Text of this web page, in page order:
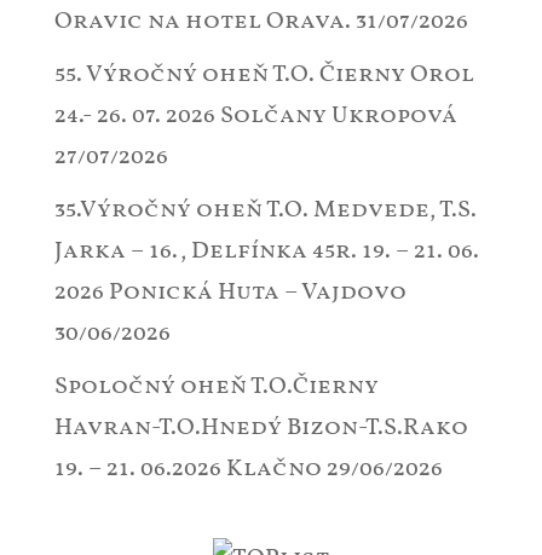
Oravic na hotel Orava. 31/07/2026
55. Výročný oheň T.O. Čierny Orol
24.- 26. 07. 2026 Solčany Ukropová
27/07/2026
35.Výročný oheň T.O. Medvede, T.S.
Jarka – 16., Delfínka 45r. 19. – 21. 06.
2026 Ponická Huta – Vajdovo
30/06/2026
Spoločný oheň T.O.Čierny
Havran-T.O.Hnedý Bizon-T.S.Rako
19. – 21. 06.2026 Klačno 29/06/2026